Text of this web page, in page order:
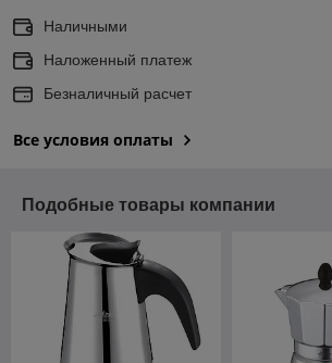
Наличными
Наложенный платеж
Безналичный расчет
Все условия оплаты
Подобные товары компании